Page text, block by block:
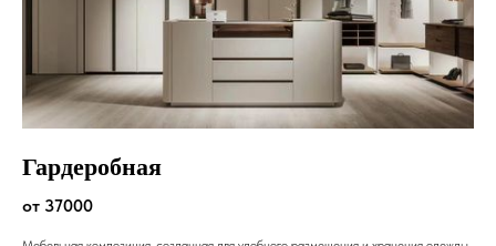
Гардеробная
от 37000